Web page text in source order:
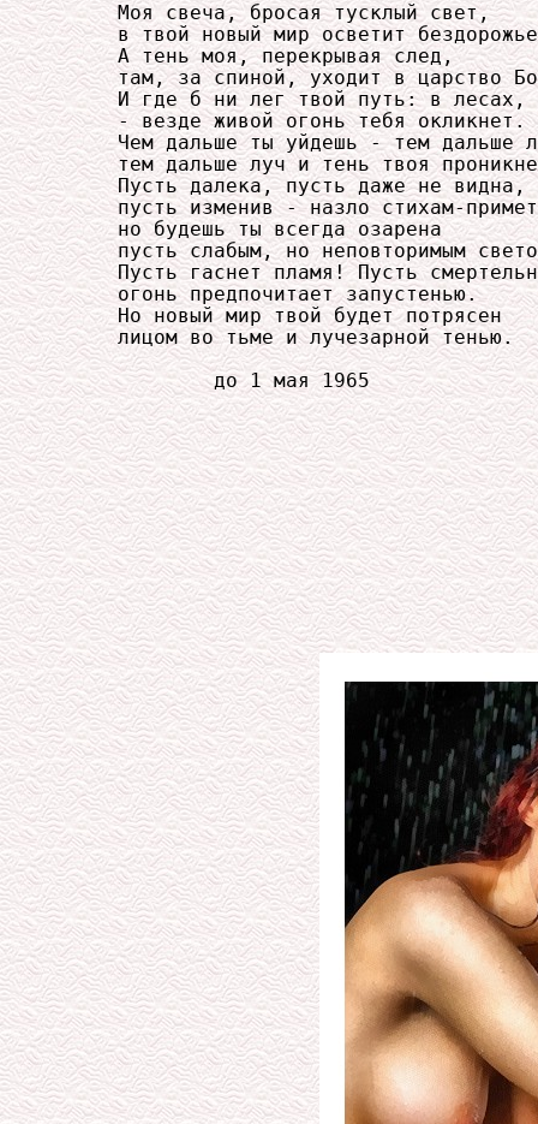
     Моя свеча, бросая тусклый свет,
в твой новый мир осветит
     А тень моя, перекрывая след,
там, за спиной, уходит в царство
И где б ни лег твой путь: в лесах,
     - везде живой огонь тебя окликнет.
Чем дальше ты уйдешь - тем дальше
тем дальше луч и тень твоя
     Пусть далека, пусть даже не видна,
пусть изменив - назло стихам-
     но будешь ты всегда озарена
пусть слабым, но неповторимым
Пусть гаснет пламя! Пусть
     огонь предпочитает запустенью.
     Но новый мир твой будет потрясен
     лицом во тьме и лучезарной тенью.
             до 1 мая 1965